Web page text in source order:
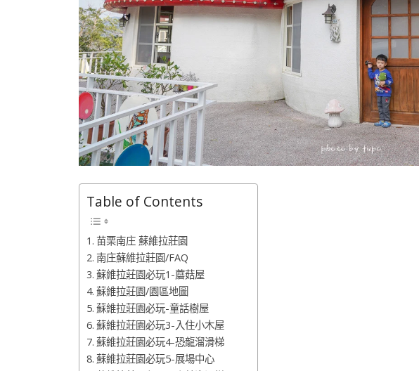
Table of Contents
苗栗南庄 蘇維拉莊園
南庄蘇維拉莊園/FAQ
蘇維拉莊園必玩1-蘑菇屋
蘇維拉莊園/園區地圖
蘇維拉莊園必玩-童話樹屋
蘇維拉莊園必玩3-入住小木屋
蘇維拉莊園必玩4-恐龍溜滑梯
蘇維拉莊園必玩5-展場中心